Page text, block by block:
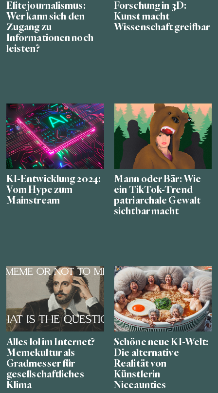
Elitejournalismus:
Wer kann sich den
Zugang zu
Informationen noch
leisten?
Forschung in 3D:
Kunst macht
Wissenschaft greifbar
KI-Entwicklung 2024:
Vom Hype zum
Mainstream
Mann oder Bär: Wie
ein TikTok-Trend
patriarchale Gewalt
sichtbar macht
Alles lol im Internet?
Memekultur als
Gradmesser für
gesellschaftliches
Klima
Schöne neue KI-Welt:
Die alternative
Realität von
Künstlerin
Niceaunties